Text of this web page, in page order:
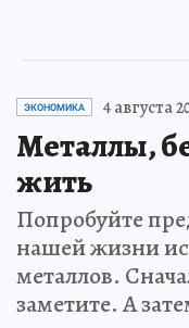
ЭКОНОМИКА 4 августа
Металлы,
жить
Попробуйте
нашей жизни
металлов.
заметите. А